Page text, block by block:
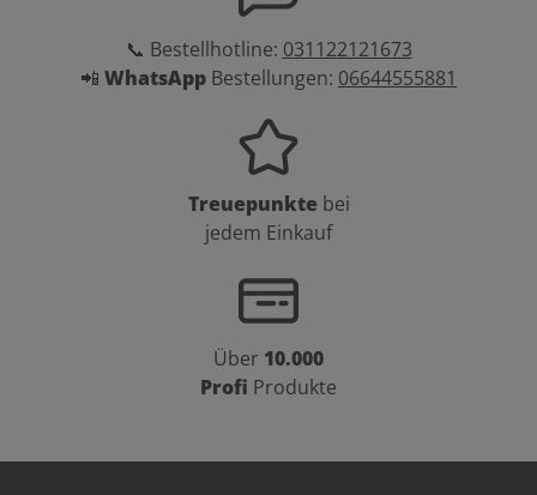
📞 Bestellhotline: 031122121673
📲 WhatsApp Bestellungen: 06644555881
Treuepunkte bei
jedem Einkauf
Über 10.000
Profi Produkte